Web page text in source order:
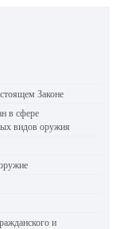
Законе
в сфере
видов оружия
и